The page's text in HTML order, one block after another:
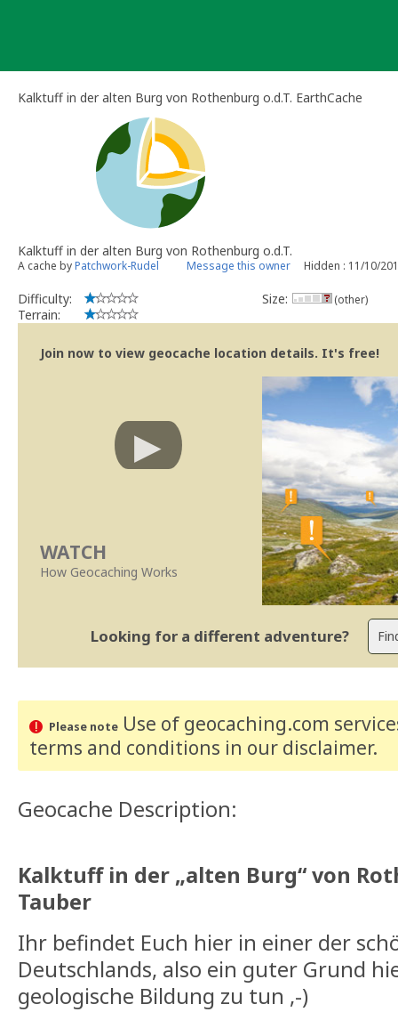
Kalktuff in der alten Burg von Rothenburg o.d.T. EarthCache
Kalktuff in der alten Burg von Rothenburg o.d.T.
A cache byPatchwork-Rudel Message this owner Hidden : 11/10/
Difficulty:
Terrain:
Size: (other)
Join now to view geocache location details. It's free!
WATCH
How Geocaching Works
Looking for a different adventure?
Please noteUse of geocaching.com
terms and conditions in our disclaimer.
Geocache Description:
Kalktuff in der „alten Burg“ von
Tauber
Ihr befindet Euch hier in einer der
Deutschlands, also ein guter Grund
geologische Bildung zu tun ,-)